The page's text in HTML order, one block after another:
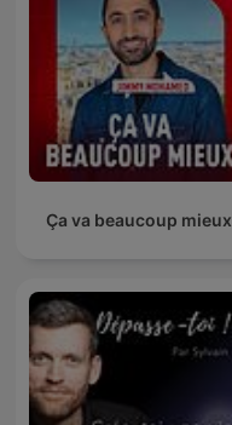
Ça va beaucoup mieux